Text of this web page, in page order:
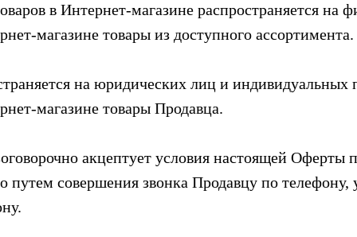
в Интернет-магазине распространяется на
магазине товары из доступного ассортимента.
на юридических лиц и
магазине товары Продавца.
акцептует условия настоящей Оферты
путем совершения звонка Продавцу по телефону,